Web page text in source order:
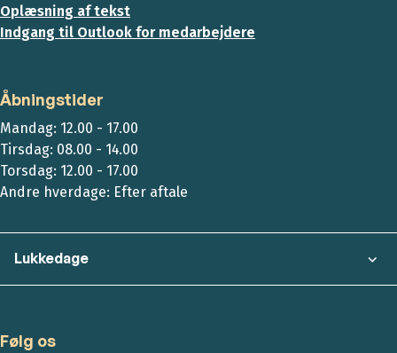
Oplæsning af tekst
Indgang til Outlook for medarbejdere
Åbningstider
Mandag: 12.00 - 17.00
Tirsdag: 08.00 - 14.00
Torsdag: 12.00 - 17.00
Andre hverdage: Efter aftale
Lukkedage
Følg os